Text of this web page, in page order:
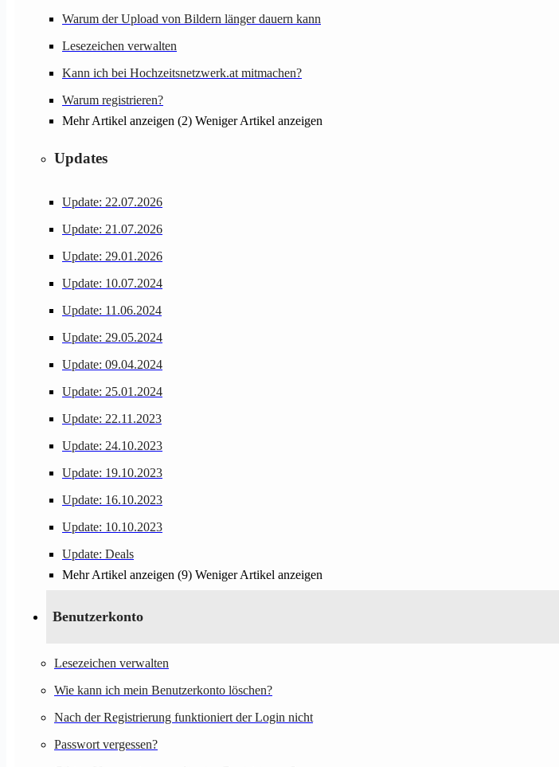
Warum der Upload von Bildern länger dauern kann
Lesezeichen verwalten
Kann ich bei Hochzeitsnetzwerk.at mitmachen?
Warum registrieren?
Mehr Artikel anzeigen (2) Weniger Artikel anzeigen
Updates
Update: 22.07.2026
Update: 21.07.2026
Update: 29.01.2026
Update: 10.07.2024
Update: 11.06.2024
Update: 29.05.2024
Update: 09.04.2024
Update: 25.01.2024
Update: 22.11.2023
Update: 24.10.2023
Update: 19.10.2023
Update: 16.10.2023
Update: 10.10.2023
Update: Deals
Mehr Artikel anzeigen (9) Weniger Artikel anzeigen
Benutzerkonto
Lesezeichen verwalten
Wie kann ich mein Benutzerkonto löschen?
Nach der Registrierung funktioniert der Login nicht
Passwort vergessen?